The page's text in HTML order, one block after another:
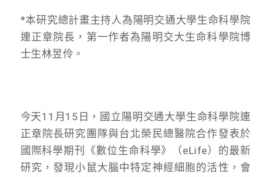
*本研究總計畫主持人為陽明交通大學生命科學院
連正章院長，第一作者為陽明交大生命科學院博
士生林昱伶。
今天11月15日，國立陽明交通大學生命科學院連
正章院長研究團隊與台北榮民總醫院合作發表於
國際科學期刊《數位生命科學》（eLife）的最新
研究，發現小鼠大腦中特定神經細胞的活性，會